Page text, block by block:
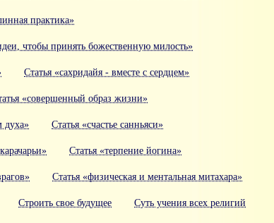
практика»
чтобы принять божественную милость»
Статья «сахридайя - вместе с сердцем»
«совершенный образ жизни»
духа» Статья «счастье санньяси»
Статья «терпение йогина»
Статья «физическая и ментальная митахара»
Строить свое будущее Суть учения всех религий